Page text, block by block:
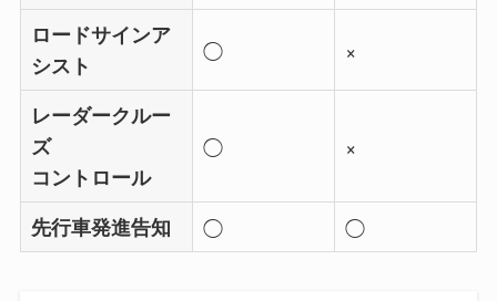
ロードサインア
シスト
◯ ×
レーダークルー
ズ
コントロール
◯ ×
先行車発進告知 ◯ ◯